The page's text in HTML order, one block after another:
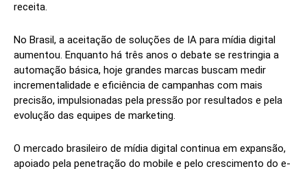
receita.
No Brasil, a aceitação de soluções de IA para mídia digital
aumentou. Enquanto há três anos o debate se restringia a
automação básica, hoje grandes marcas buscam medir
incrementalidade e eficiência de campanhas com mais
precisão, impulsionadas pela pressão por resultados e pela
evolução das equipes de marketing.
O mercado brasileiro de mídia digital continua em expansão,
apoiado pela penetração do mobile e pelo crescimento do e-